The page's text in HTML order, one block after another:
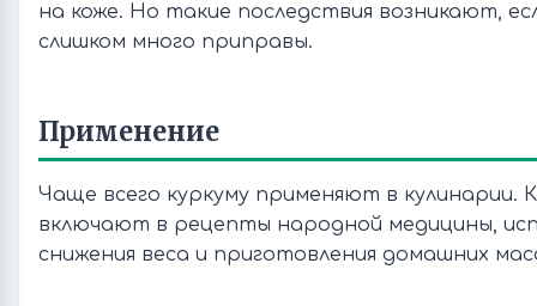
на коже. Но такие последствия возникают,
слишком много приправы.
Применение
Чаще всего куркуму применяют в кулинарии.
включают в рецепты народной медицины,
снижения веса и приготовления домашних